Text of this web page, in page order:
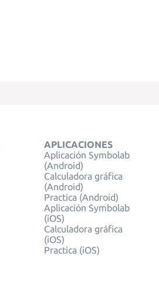
APLICACIONES
Aplicación Symbolab
(Android)
Calculadora gráfica
(Android)
Practica (Android)
Aplicación Symbolab
(iOS)
Calculadora gráfica
(iOS)
Practica (iOS)